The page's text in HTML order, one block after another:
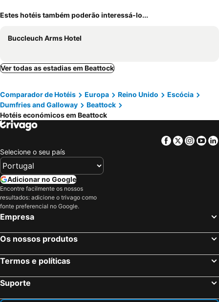
Estes hotéis também poderão interessá-lo...
Buccleuch Arms Hotel
Ver todas as estadias em Beattock
Comparador de Hotéis Europa Reino Unido
Escócia
Dumfries and Galloway
Beattock
Hotéis económicos em Beattock
Facebook
Twitter
Selecione o seu país
Adicionar no Google
Encontre facilmente os nossos
resultados: adicione o trivago como
fonte preferencial no Google.
Empresa
Os nossos produtos
Termos e políticas
Suporte